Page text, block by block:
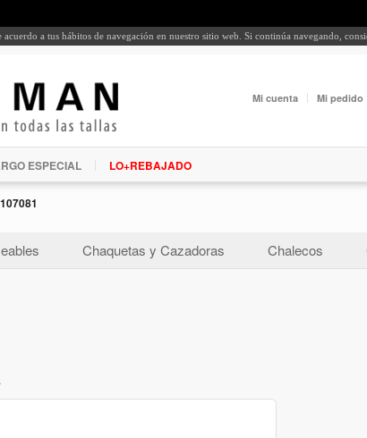
a tus hábitos de navegación en nuestro sitio web. Si continúa navegando,
Mi cuenta Mi pedido
ESPECIAL LO+REBAJADO
107081
Chaquetas y Cazadoras Chalecos